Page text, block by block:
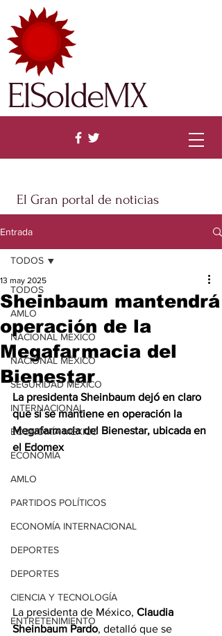
El Gran portal de noticias
ElSoldeMX
Entrada
TODOS
AMLO
NACIONAL MÉXICO
NACIONAL MÉXICO
SEGURIDAD MÉXICO
INTERNACIONAL
ECONOMÍA MÉXICO
ECONOMÍA
AMLO
PARTIDOS POLÍTICOS
ECONOMÍA INTERNACIONAL
DEPORTES
DEPORTES
CIENCIA Y TECNOLOGÍA
ENTRETENIMIENTO
TODOS
Sheinbaum mantendrá
operación de la
Megafarmacia del
Bienestar
13 may 2025
La presidenta Sheinbaum dejó en claro
que sí se mantiene en operación la
Megafarmacia del Bienestar, ubicada en
el Edomex
La presidenta de México, Claudia
Sheinbaum Pardo, detalló que se